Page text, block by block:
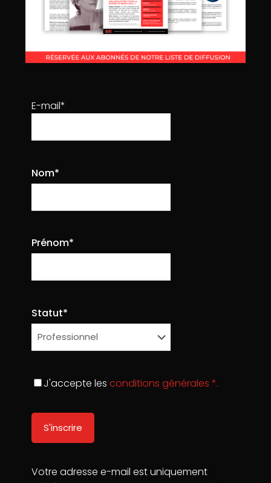
Téléphone
La Cité du Music-Hall & des Arts Populaires
E-mail*
Nom*
Prénom*
Statut*
J'accepte lesconditions générales *.
Votre adresse e-mail est uniquement